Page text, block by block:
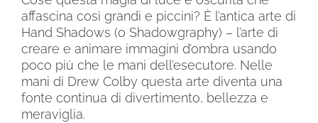
affascina così grandi e piccini? È l’antica arte di
Hand Shadows (o Shadowgraphy) – l’arte di
creare e animare immagini d’ombra usando
poco più che le mani dell’esecutore. Nelle
mani di Drew Colby questa arte diventa una
fonte continua di divertimento, bellezza e
meraviglia.